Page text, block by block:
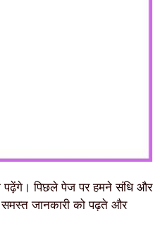
पढ़ेंगे। पिछले पेज पर हमने संधि और
जानकारी को पढ़ते और